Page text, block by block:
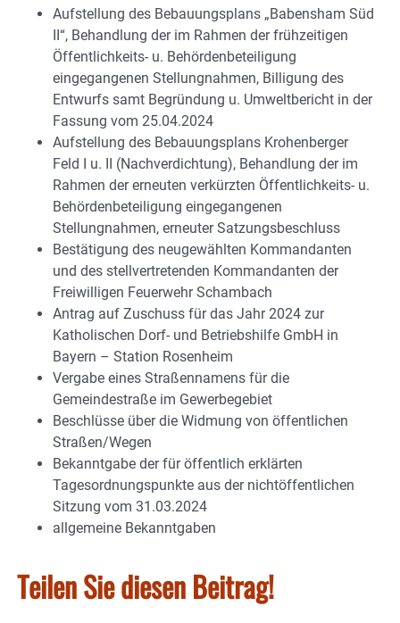
Aufstellung des Bebauungsplans „Babensham Süd
II“, Behandlung der im Rahmen der frühzeitigen
Öffentlichkeits- u. Behördenbeteiligung
eingegangenen Stellungnahmen, Billigung des
Entwurfs samt Begründung u. Umweltbericht in der
Fassung vom 25.04.2024
Aufstellung des Bebauungsplans Krohenberger
Feld I u. II (Nachverdichtung), Behandlung der im
Rahmen der erneuten verkürzten Öffentlichkeits- u.
Behördenbeteiligung eingegangenen
Stellungnahmen, erneuter Satzungsbeschluss
Bestätigung des neugewählten Kommandanten
und des stellvertretenden Kommandanten der
Freiwilligen Feuerwehr Schambach
Antrag auf Zuschuss für das Jahr 2024 zur
Katholischen Dorf- und Betriebshilfe GmbH in
Bayern – Station Rosenheim
Vergabe eines Straßennamens für die
Gemeindestraße im Gewerbegebiet
Beschlüsse über die Widmung von öffentlichen
Straßen/Wegen
Bekanntgabe der für öffentlich erklärten
Tagesordnungspunkte aus der nichtöffentlichen
Sitzung vom 31.03.2024
allgemeine Bekanntgaben
Teilen Sie diesen Beitrag!